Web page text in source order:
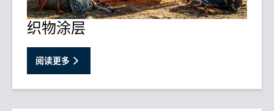
织物涂层
阅读更多